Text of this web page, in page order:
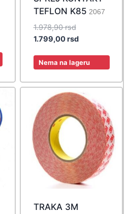
TEFLON K85 2067
1.978,90rsdOriginal
price
1.978,90 rsd.
1.799,00rsdCurrent
is:
Nema na lageru
TRAKA 3M